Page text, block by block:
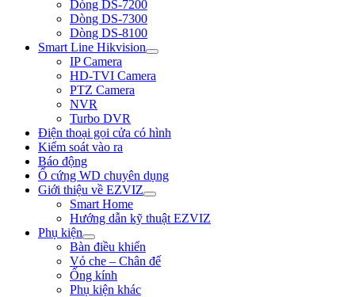
Dòng DS-7200
Dòng DS-7300
Dòng DS-8100
Smart Line Hikvision
IP Camera
HD-TVI Camera
PTZ Camera
NVR
Turbo DVR
Điện thoại gọi cửa có hình
Kiểm soát vào ra
Báo động
Ổ cứng WD chuyên dụng
Giới thiệu về EZVIZ
Smart Home
Hướng dẫn kỹ thuật EZVIZ
Phụ kiện
Bàn điều khiển
Vỏ che – Chân đế
Ống kính
Phụ kiện khác